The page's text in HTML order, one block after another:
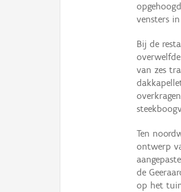
vensters
Bij de
van zes
Ten
ontwerp
de
op het